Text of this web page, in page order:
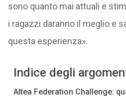
sono quanto mai attuali e
i ragazzi daranno il meglio e
questa esperienza».
Indice degli
Altea Federation Challenge: